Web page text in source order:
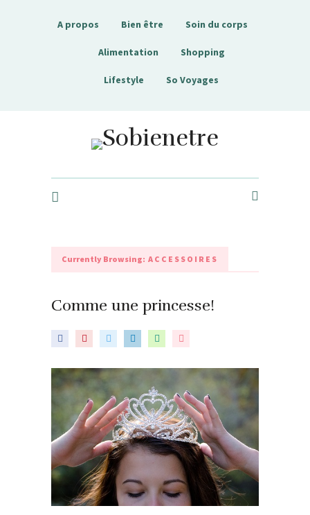
A propos Bien être Soin du corps
Alimentation Shopping
Lifestyle So Voyages
Sobienetre
Currently Browsing: ACCESSOIRES
Comme une princesse!